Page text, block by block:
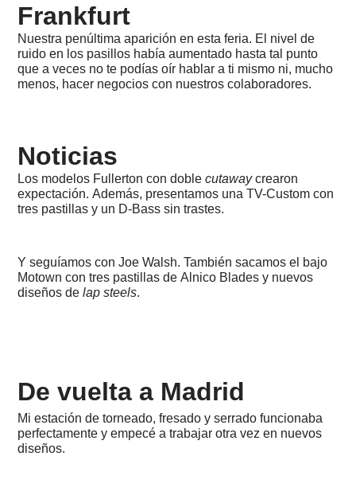
Kings
2018
-
Göldo
en
el
JM-
Trem
2017
-
Trans-
'54-
Tunamatic,
Cádiz
Paloma
&
Obama
2015
-
Frankfurt
Nuestra penúltima aparición en esta feria. El nivel de
ruido en los pasillos había aumentado hasta tal punto
que a veces no te podías oír hablar a ti mismo ni, mucho
menos, hacer negocios con nuestros colaboradores.
Noticias
Los modelos Fullerton con doblecutawaycrearon
expectación. Además, presentamos una TV-Custom con
tres pastillas y un D-Bass sin trastes.
Y seguíamos con Joe Walsh. También sacamos el bajo
Motown con tres pastillas de Alnico Blades y nuevos
diseños delap steels.
De vuelta a Madrid
Mi estación de torneado, fresado y serrado funcionaba
perfectamente y empecé a trabajar otra vez en nuevos
diseños.